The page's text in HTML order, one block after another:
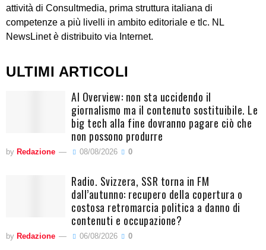
attività di Consultmedia, prima struttura italiana di
competenze a più livelli in ambito editoriale e tlc. NL
NewsLinet è distribuito via Internet.
ULTIMI ARTICOLI
AI Overview: non sta uccidendo il
giornalismo ma il contenuto sostituibile. Le
big tech alla fine dovranno pagare ciò che
non possono produrre
by Redazione 08/08/2026 0
Radio. Svizzera, SSR torna in FM
dall’autunno: recupero della copertura o
costosa retromarcia politica a danno di
contenuti e occupazione?
by Redazione 06/08/2026 0